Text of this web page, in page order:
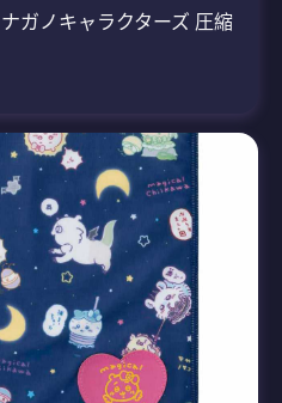
ガノキャラクターズ 圧縮